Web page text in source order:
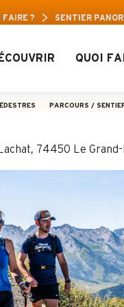
: Jusqu’à 30%
QUOI
FAIRE ? SENTIER
PARCOURS /
74450 Le Grand-